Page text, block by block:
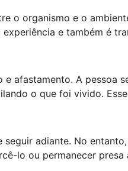
o organismo e o
e também é
afastamento. A pessoa
o que foi vivido.
adiante. No
lo ou permanecer presa